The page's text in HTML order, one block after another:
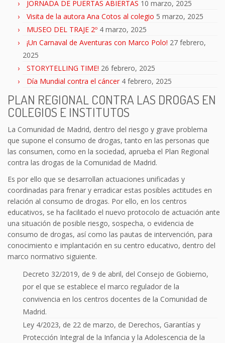
JORNADA DE PUERTAS ABIERTAS 10 marzo, 2025
Visita de la autora Ana Cotos al colegio 5 marzo, 2025
MUSEO DEL TRAJE 2º 4 marzo, 2025
¡Un Carnaval de Aventuras con Marco Polo! 27 febrero,
2025
STORYTELLING TIME! 26 febrero, 2025
Día Mundial contra el cáncer 4 febrero, 2025
PLAN REGIONAL CONTRA LAS DROGAS EN
COLEGIOS E INSTITUTOS
La Comunidad de Madrid, dentro del riesgo y grave problema
que supone el consumo de drogas, tanto en las personas que
las consumen, como en la sociedad, aprueba el Plan Regional
contra las drogas de la Comunidad de Madrid.
Es por ello que se desarrollan actuaciones unificadas y
coordinadas para frenar y erradicar estas posibles actitudes en
relación al consumo de drogas. Por ello, en los centros
educativos, se ha facilitado el nuevo protocolo de actuación ante
una situación de posible riesgo, sospecha, o evidencia de
consumo de drogas, así como las pautas de intervención, para
conocimiento e implantación en su centro educativo, dentro del
marco normativo siguiente.
Decreto 32/2019, de 9 de abril, del Consejo de Gobierno,
por el que se establece el marco regulador de la
convivencia en los centros docentes de la Comunidad de
Madrid.
Ley 4/2023, de 22 de marzo, de Derechos, Garantías y
Protección Integral de la Infancia y la Adolescencia de la